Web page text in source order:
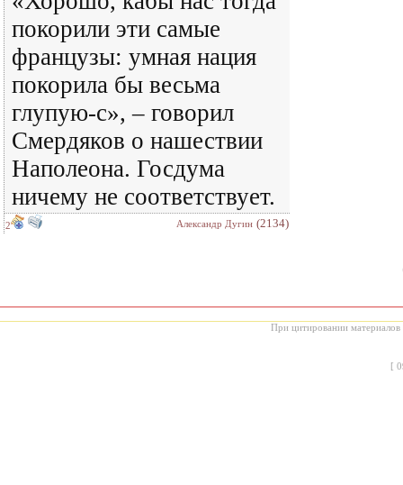
покорили эти самые
французы: умная нация
покорила бы весьма
глупую-с», – говорил
Смердяков о нашествии
Наполеона. Госдума
ничему не соответствует.
2 Александр Дугин (2134)
При цитировании материалов
[